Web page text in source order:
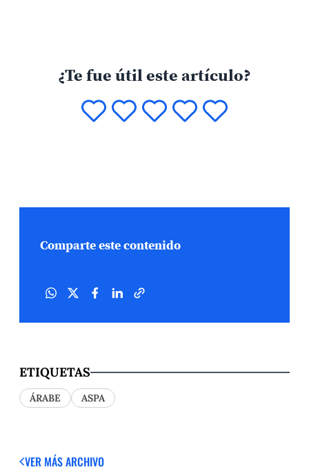
¿Te fue útil este artículo?
Comparte este contenido
ETIQUETAS
ÁRABE ASPA
VER MÁSARCHIVO